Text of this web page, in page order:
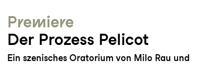
Premiere
Der Prozess Pelicot
Ein szenisches Oratorium von Milo Rau und